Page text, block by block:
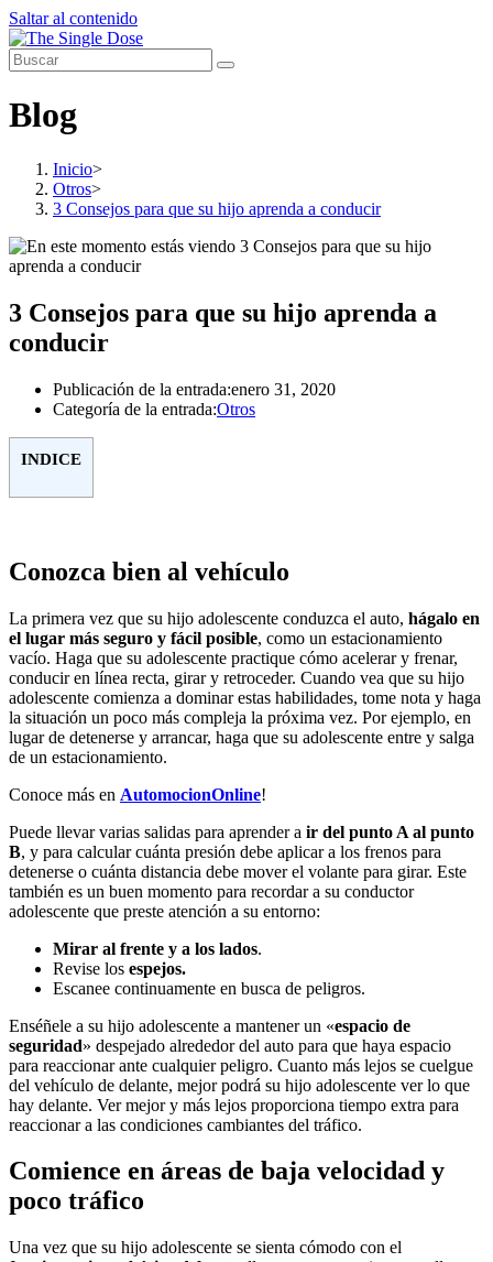
Saltar al contenido
Blog
Inicio>
Otros>
3 Consejos para que su hijo aprenda a conducir
3 Consejos para que su hijo aprenda a
conducir
Publicación de la entrada:enero 31, 2020
Categoría de la entrada:Otros
INDICE
Conozca bien al vehículo
La primera vez que su hijo adolescente conduzca el auto, hágalo en
el lugar más seguro y fácil posible, como un estacionamiento
vacío. Haga que su adolescente practique cómo acelerar y frenar,
conducir en línea recta, girar y retroceder. Cuando vea que su hijo
adolescente comienza a dominar estas habilidades, tome nota y haga
la situación un poco más compleja la próxima vez. Por ejemplo, en
lugar de detenerse y arrancar, haga que su adolescente entre y salga
de un estacionamiento.
Conoce más en AutomocionOnline!
Puede llevar varias salidas para aprender a ir del punto A al punto
B, y para calcular cuánta presión debe aplicar a los frenos para
detenerse o cuánta distancia debe mover el volante para girar. Este
también es un buen momento para recordar a su conductor
adolescente que preste atención a su entorno:
Mirar al frente y a los lados.
Revise los espejos.
Escanee continuamente en busca de peligros.
Enséñele a su hijo adolescente a mantener un «espacio de
seguridad» despejado alrededor del auto para que haya espacio
para reaccionar ante cualquier peligro. Cuanto más lejos se cuelgue
del vehículo de delante, mejor podrá su hijo adolescente ver lo que
hay delante. Ver mejor y más lejos proporciona tiempo extra para
reaccionar a las condiciones cambiantes del tráfico.
Comience en áreas de baja velocidad y
poco tráfico
Una vez que su hijo adolescente se sienta cómodo con el